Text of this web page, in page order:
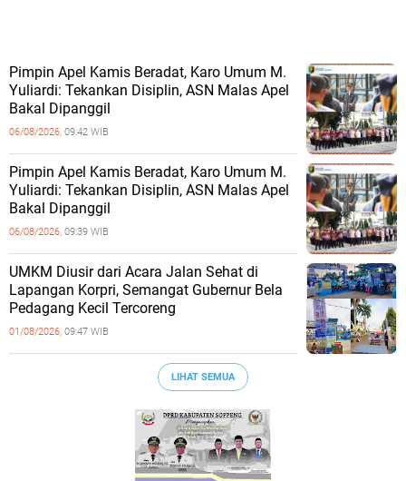
Pimpin Apel Kamis Beradat, Karo Umum M.
Yuliardi: Tekankan Disiplin, ASN Malas Apel
Bakal Dipanggil
06/08/2026, 09:42 WIB
Pimpin Apel Kamis Beradat, Karo Umum M.
Yuliardi: Tekankan Disiplin, ASN Malas Apel
Bakal Dipanggil
06/08/2026, 09:39 WIB
UMKM Diusir dari Acara Jalan Sehat di
Lapangan Korpri, Semangat Gubernur Bela
Pedagang Kecil Tercoreng
01/08/2026, 09:47 WIB
LIHAT SEMUA